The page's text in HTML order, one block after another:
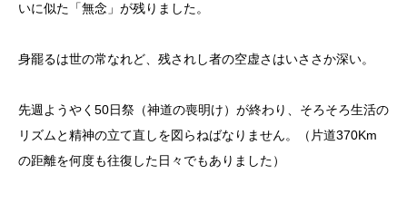
いに似た「無念」が残りました。
身罷るは世の常なれど、残されし者の空虚さはいささか深い。
先週ようやく50日祭（神道の喪明け）が終わり、そろそろ生活の
リズムと精神の立て直しを図らねばなりません。（片道370Km
の距離を何度も往復した日々でもありました）